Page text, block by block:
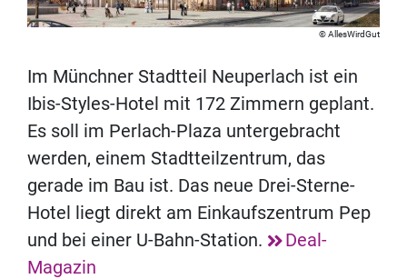
AllesWirdGut
Im Münchner Stadtteil Neuperlach ist ein
Ibis-Styles-Hotel mit 172 Zimmern geplant.
Es soll im Perlach-Plaza untergebracht
werden, einem Stadtteilzentrum, das
gerade im Bau ist. Das neue Drei-Sterne-
Hotel liegt direkt am Einkaufszentrum Pep
und bei einer U-Bahn-Station.
Deal-
Magazin